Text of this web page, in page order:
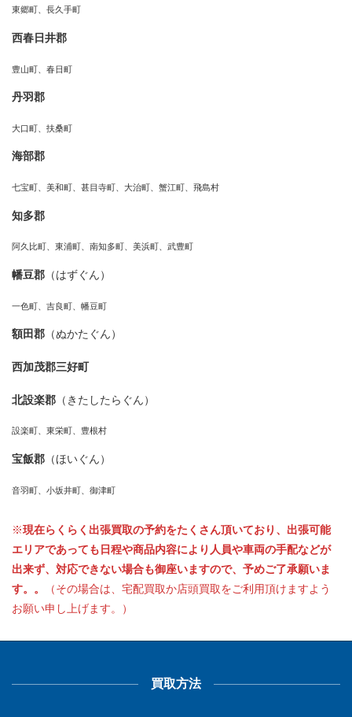
東郷町、長久手町
西春日井郡
豊山町、春日町
丹羽郡
大口町、扶桑町
海部郡
七宝町、美和町、甚目寺町、大治町、蟹江町、飛島村
知多郡
阿久比町、東浦町、南知多町、美浜町、武豊町
幡豆郡 （はずぐん）
一色町、吉良町、幡豆町
額田郡 （ぬかたぐん）
西加茂郡三好町
北設楽郡 （きたしたらぐん）
設楽町、東栄町、豊根村
宝飯郡 （ほいぐん）
音羽町、小坂井町、御津町
※現在らくらく出張買取の予約をたくさん頂いており、出張可能
エリアであっても日程や商品内容により人員や車両の手配などが
出来ず、対応できない場合も御座いますので、予めご了承願いま
す。。
（その場合は、宅配買取か店頭買取をご利用頂けますよう
お願い申し上げます。）
買取方法